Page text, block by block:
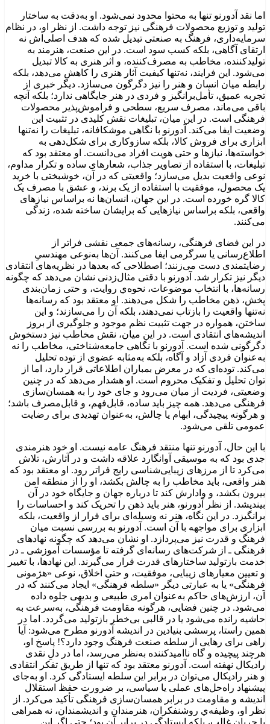
اما نقد آدورنو تنها به محتوا محدود نمی‌شود. او به‌دقت به ساختار
تولید و توزیع محصولات فرهنگی نیز توجه داشت. از نظر او، در نظام
سرمایه‌داری، فرهنگ به صنعتی تبدیل شده که هدف اصلی‌اش نه
ارتقای آگاهی، بلکه کسب سود است. در این صنعت، هنرمند به
تولیدکننده، مخاطب به مصرف‌کننده، و اثر هنری به کالا تبدیل
می‌شود. این فرایند، نه‌تنها کیفیت آثار هنری را کاهش می‌دهد، بلکه
رابطه میان انسان و هنر را نیز دگرگون می‌سازد. دیگر خبری از
تجربه عمیق، تأمل‌برانگیز و فردی در هنر جایگاهی ندارد؛ بلکه آنچه
باقی می‌ماند، مصرف سریع، سطحی و فراموش‌پذیر محصولات
فرهنگی است. در این میان، تبلیغات نقش کلیدی در تثبیت این
وضعیت ایفا می‌کند. آدورنو با نگاهی موشکافانه، تبلیغات را نه‌تنها
ابزاری برای فروش کالا، بلکه سازوکاری برای شکل‌دهی به
خواسته‌ها، نیازها و حتی هویت افراد می‌دانست. او معتقد بود که
تبلیغات، با استفاده از تصاویر جذاب، شعارهای ساده و تکرار مداوم،
نوعی واقعیت بدیل می‌سازد؛ واقعیتی که در آن، خوشبختی با خرید
یک محصول، موفقیت با استفاده از یک برند، و عشق با مصرف یک
کالا گره خورده است. در این جهان، انسان‌ها نه براساس نیازهای
واقعی، بلکه براساس نیازهایی که برایشان ساخته شده، زندگی
می‌کنند.
در این فضای فرهنگی، رسانه‌های جمعی نقشی فراتر از
اطلاع‌رسانی یا سرگرمی ایفا می‌کنند. آن‌ها به‌نوعی مهندسیِ
رضایتمندی دست می‌زنند؛ اصطلاحی که بعدها در نظریه‌های انتقادی
دیگر نیز تکرار شد. آدورنو با دقتی مثال‌زدنی نشان می‌دهد که چگونه
رسانه‌ها، با انتخاب موضوعات، نحوه‌ي روایت، و حتی زمان‌بندی
پخش، ذهن مخاطب را شکل می‌دهند. او معتقد بود که رسانه‌ها
نه‌تنها واقعیت را بازتاب نمی‌دهند، بلکه آن را می‌سازند؛ و این
ساختن، همواره در جهت تثبیت نظم موجود و جلوگیری از بروز
اندیشه‌های انتقادی است. در این میان، نقش مخاطب نیز دستخوش
دگرگونی شده است. آدورنو با نگاهی جامعه‌شناختی، مخاطب را نه
به‌عنوان فردی آزاد و آگاه، بلکه به‌مثابه عضوی از توده تحلیل
می‌کند. توده‌ای که در معرض بمباران اطلاعاتی قرار دارد، اما از
توان تحلیل و تفکیک محروم است. او هشدار می‌دهد که در چنین
وضعیتی، فردیت از میان می‌رود و جای خود را به همسان‌سازی
فرهنگی می‌دهد. همه چیز باید ساده، قابل‌فهم، و قابل‌مصرف باشد؛
و هرگونه پیچیدگی، ابهام یا چالش، به‌عنوان تهدیدی برای رضایت
عمومی تلقی می‌شود.
با این حال، آدورنو تنها منتقد فرهنگ عامه نیست. او خود هنرمندی
جدی بود که به موسیقی آوانگارد علاقه داشت و در آثارش، تلاش
می‌کرد تا از مرزهای زیبایی‌شناسی رایج فراتر رود. او معتقد بود که
هنر واقعی، باید مخاطب را به چالش بکشد، او را از منطقه امن
بیرون بکشد، و وادارش کند تا درباره جهان و جایگاه خود در آن
بیندیشد. از نظر آدورنو، هنر باید ذهن را تحریک کند و احساسات را
برانگیزد. در این نگاه، هنر نه وسیله‌ای برای فرار از واقعیت، بلکه
ابزاری برای مواجهه با آن است. آدورنو به بررسی نسبت میان
فرهنگ و قدرت نیز می‌پردازد. او نشان می‌دهد که چگونه نهادهای
فرهنگی ـ از شرکت‌های رسانه‌ای گرفته تا مؤسسات آموزشی ـ در
خدمت بازتولید ساختارهای قدرت قرار می‌گیرند. این نهادها، با تغییر
و تعیین معیارهای زیبایی، موفقیت، و حتی اخلاق، نوعی «هژمونی
فرهنگی» یا به عبارتی دیگر «سلطه‌ فرهنگی» ایجاد می‌کنند که در
آن، ارزش‌های حاکم به‌عنوان امری طبیعی و بدیهی جلوه داده
می‌شود. در چنین فضایی، هرگونه مقاومت فرهنگی، به‌سرعت به
حاشیه رانده می‌شود یا در قالبی بی‌خطر بازتولید می‌گردد. اما در
همین راستا، پرسشی بنیادین در اندیشه آدورنو مطرح می‌شود: آیا
راهی برای رهایی از سلطه صنعت فرهنگ وجود دارد؟! پاسخ او،
هرچند پیچیده و گاه ناامیدکننده به‌نظر می‌رسد، اما در دلِ نقدی
رادیکال نهفته است. آدورنو معتقد بود که تنها از طریق تفکر انتقادی
و هنر رادیکال می‌توان در برابر این سلطه ایستادگی کرد. او به‌جای
پیشنهاد راه‌حل‌های عملی یا سیاسی، بر ضرورت حفظ استقلال
اندیشه و مقاومت در برابر همسان‌سازی فرهنگی تأکید می‌کرد. از
نظر او، وظیفه‌ي روشنفکران، هنرمندان و اندیشمندان، نه همراهی
با جریان غالب، بلکه ایستادگی در برابر آن بود؛ حتی اگر این